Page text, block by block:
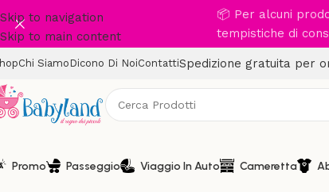
Skip to navigation
Skip to main content
📦 Per alcuni
tempistiche di
Chi Siamo Dicono Di NoiContattiSpedizione gratuita per
Promo Passeggio Viaggio In Auto Cameretta